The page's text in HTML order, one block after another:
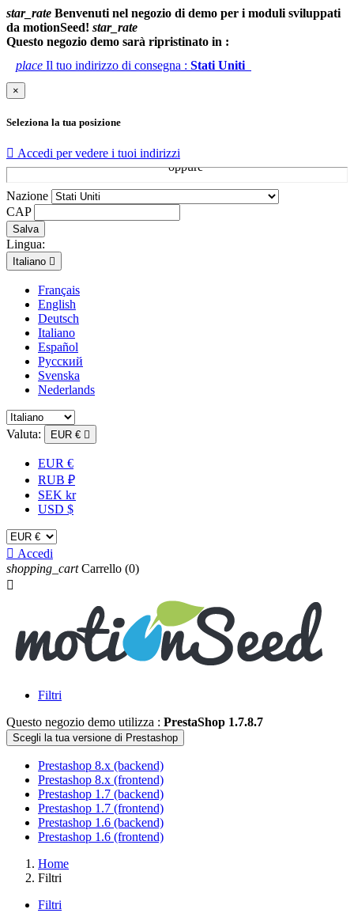
star_rate Benvenuti nel negozio di demo per i moduli sviluppati
da motionSeed! star_rate
Questo negozio demo sarà ripristinato in :
place Il tuo indirizzo di consegna : Stati Uniti
×
Seleziona la tua posizione
 Accedi per vedere i tuoi indirizzi
Nazione
CAP
Salva
Lingua:
Italiano 
Français
English
Deutsch
Italiano
Español
Русский
Svenska
Nederlands
Valuta: EUR € 
EUR €
RUB ₽
SEK kr
USD $
 Accedi
shopping_cart Carrello (0)

Filtri
Questo negozio demo utilizza : PrestaShop 1.7.8.7
Scegli la tua versione di Prestashop
Prestashop 8.x (backend)
Prestashop 8.x (frontend)
Prestashop 1.7 (backend)
Prestashop 1.7 (frontend)
Prestashop 1.6 (backend)
Prestashop 1.6 (frontend)
Home
Filtri
Filtri